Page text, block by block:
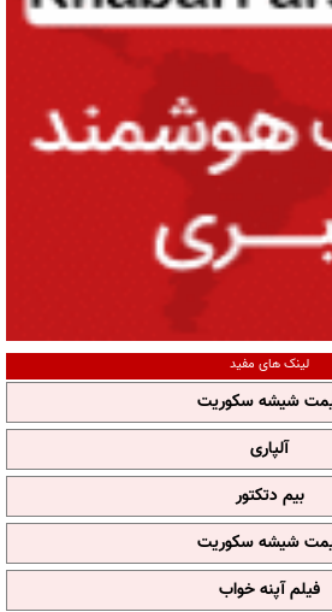
لینک های مفید
شیشه سکوریت
آلپاری
بیم دتکتور
شیشه سکوریت
فیلم آپنه خواب